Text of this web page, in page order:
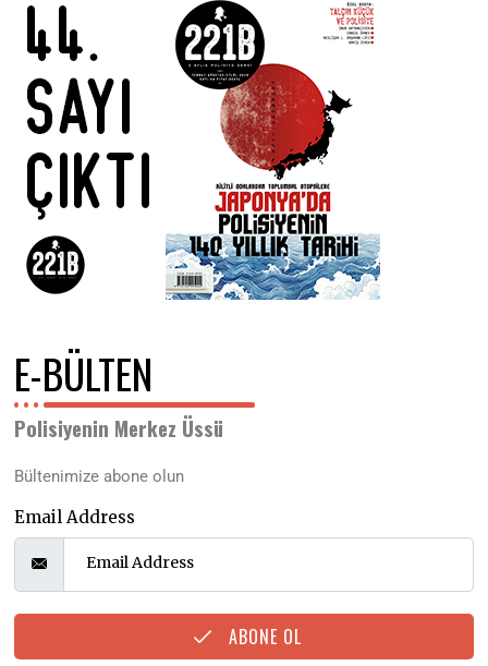
2
E-BÜLTEN
Polisiyenin Merkez Üssü
Bültenimize abone olun
Email Address
ABONE OL